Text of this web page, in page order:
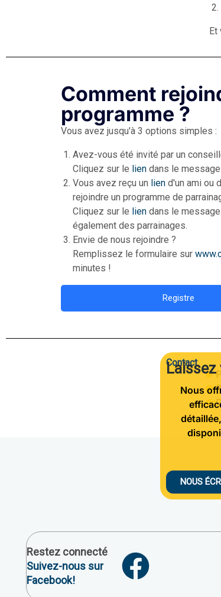
Et
Comment
programme ?
Vous avez jusqu'à 3 options simples :
Avez-vous été invité par un
Cliquez sur le liendans le
Vous avez reçu un liend'un ami ou
rejoindre un programme de
Cliquez sur le liendans le
également des parrainages.
Envie de nous rejoindre ?
Remplissez le formulaire sur
minutes !
Registre
Contact
Laissez
Nous
NOUS
Restez connecté
Suivez-nous sur
Facebook!